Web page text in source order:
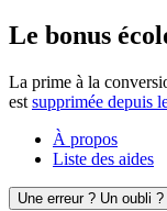
Le bonus
La prime à la
est supprimée depuis
À propos
Liste des aides
Une erreur ? Un oubli